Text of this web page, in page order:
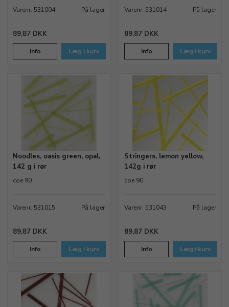
Varenr. 531004 På lager
89,87 DKK
Info Læg i kurv
Varenr. 531014 På lager
89,87 DKK
Info Læg i kurv
Noodles, oasis green, opal,
142 g i rør
coe 90
Varenr. 531015 På lager
89,87 DKK
Info Læg i kurv
Stringers, lemon yellow,
142g i rør
coe 90
Varenr. 531043 På lager
89,87 DKK
Info Læg i kurv